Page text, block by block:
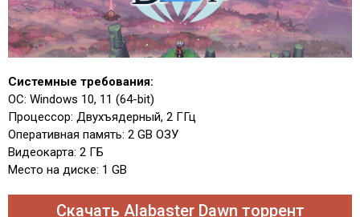
Системные требования:
ОС: Windows 10, 11 (64-bit)
Процессор: Двухъядерный, 2 ГГц
Оперативная память: 2 GB ОЗУ
Видеокарта: 2 ГБ
Место на диске: 1 GB
Скачать Alabaster Dawn торрент